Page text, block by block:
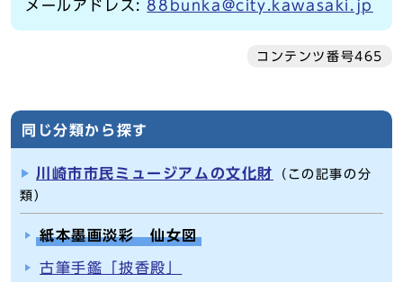
メールアドレス:88bunka@city.kawasaki.jp
コンテンツ番号465
同じ分類から探す
川崎市市民ミュージアムの文化財
（この記事の分
類）
紙本墨画淡彩 仙女図
古筆手鑑「披香殿」